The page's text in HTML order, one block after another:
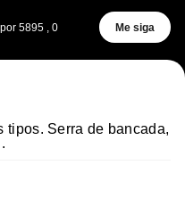
5895 , 0
Me siga
tipos. Serra de bancada,